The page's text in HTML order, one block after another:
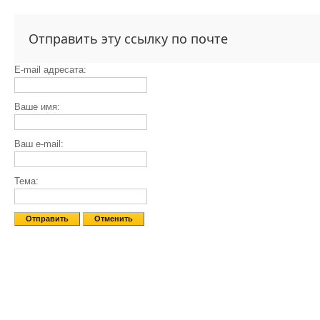
Отправить эту ссылку по почте
E-mail адресата:
Ваше имя:
Ваш e-mail:
Тема:
Отправить Отменить